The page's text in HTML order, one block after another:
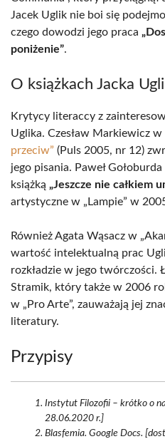
Jacek Uglik nie boi się
czego dowodzi jego praca
poniżenie”.
O książkach Jacka
Krytycy literaccy z
Uglika. Czesław Markiewicz
przeciw” (Puls 2005, nr 12)
jego pisania. Paweł
książką „Jeszcze nie całkiem
artystyczne w „Lampie” w
Również Agata Wąsacz w
wartość intelektualną prac
rozkładzie w jego twórczości.
Stramik, który także w 2006
w „Pro Arte”, zauważają jej
literatury.
Przypisy
Instytut Filozofii – krótko o
28.06.2020 r.]
Blasfemia. Google Docs.